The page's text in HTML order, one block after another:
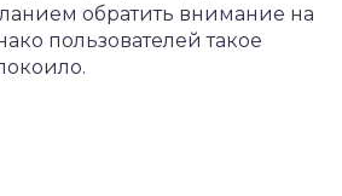
обратить внимание на
пользователей такое